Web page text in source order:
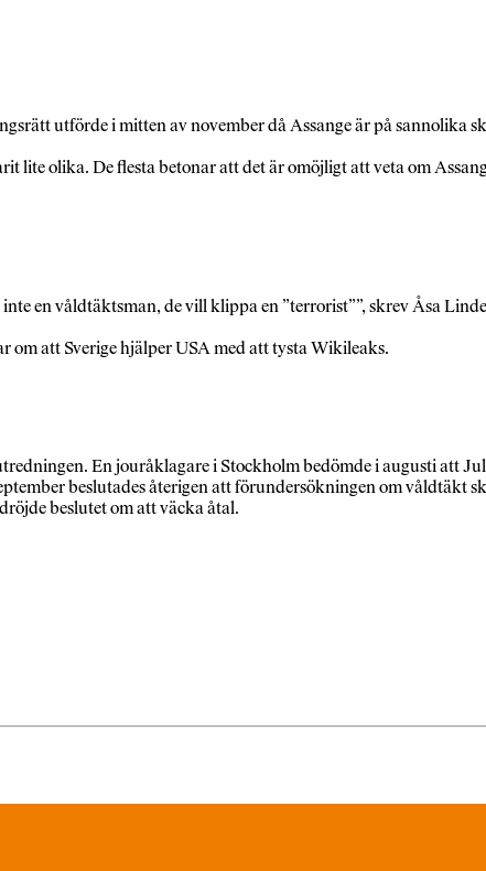
utförde i mitten av november då Assange är på sannolika
olika. De flesta betonar att det är omöjligt att veta om
en våldtäktsman, de vill klippa en ”terrorist””, skrev Åsa
att Sverige hjälper USA med att tysta Wikileaks.
En jouråklagare i Stockholm bedömde i augusti att
beslutades återigen att förundersökningen om våldtäkt
beslutet om att väcka åtal.